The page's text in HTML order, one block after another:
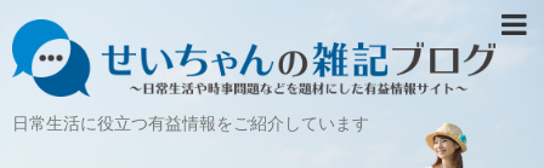
日常生活に役立つ有益情報をご紹介しています